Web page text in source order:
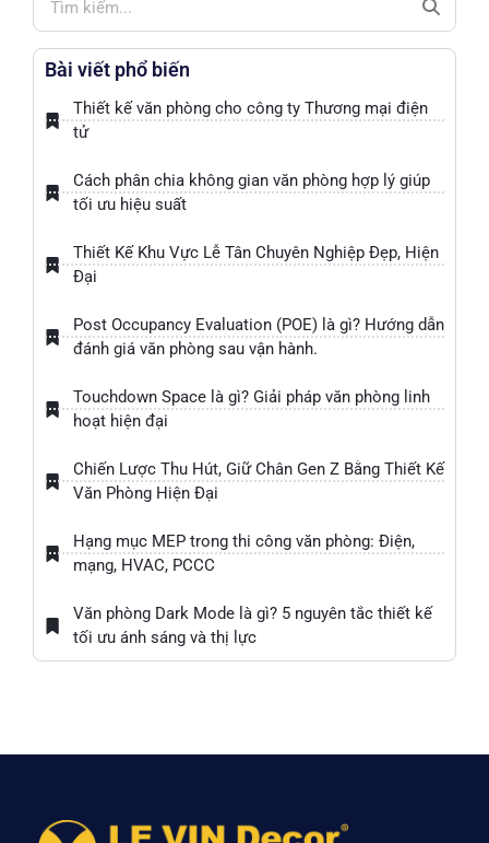
Bài viết phổ biến
Thiết kế văn phòng cho công ty Thương mại điện
tử
Cách phân chia không gian văn phòng hợp lý giúp
tối ưu hiệu suất
Thiết Kế Khu Vực Lễ Tân Chuyên Nghiệp Đẹp, Hiện
Đại
Post Occupancy Evaluation (POE) là gì? Hướng dẫn
đánh giá văn phòng sau vận hành.
Touchdown Space là gì? Giải pháp văn phòng linh
hoạt hiện đại
Chiến Lược Thu Hút, Giữ Chân Gen Z Bằng Thiết Kế
Văn Phòng Hiện Đại
Hạng mục MEP trong thi công văn phòng: Điện,
mạng, HVAC, PCCC
Văn phòng Dark Mode là gì? 5 nguyên tắc thiết kế
tối ưu ánh sáng và thị lực